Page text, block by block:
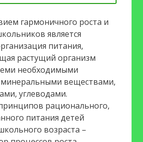
(обязательно)
(обязательно)
гармоничного роста и
является
питания,
растущий организм
необходимыми
веществами,
углеводами.
рационального,
питания детей
возраста –